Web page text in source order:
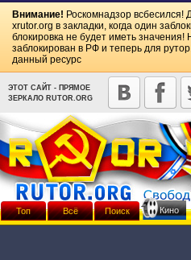
Внимание! Роскомнадзор всбесился!
xrutor.org в закладки, когда один
блокировка не будет иметь значения!
заблокирован в РФ и теперь для
данный ресурс
ЭТОТ САЙТ - ПРЯМОЕ
ЗЕРКАЛО RUTOR.ORG